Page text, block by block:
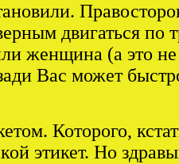
двигаться по
женщина (а это не
Вас может
Которого,
этикет. Но